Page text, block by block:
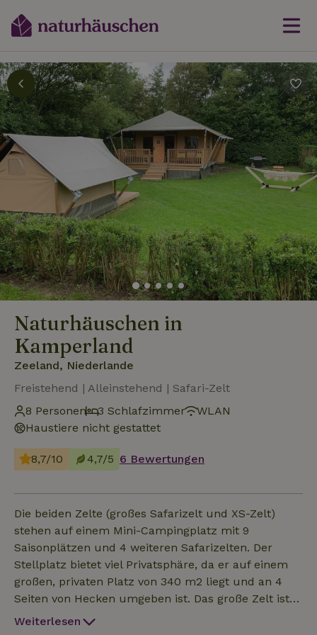
Naturhäuschen in
Kamperland
Zeeland, Niederlande
Freistehend | Alleinstehend | Safari-Zelt
8 Personen
3 Schlafzimmer
WLAN
Haustiere nicht gestattet
8,7/10 4,7/5 6 Bewertungen
Die beiden Zelte (großes Safarizelt und XS-Zelt)
stehen auf einem Mini-Campingplatz mit 9
Saisonplätzen und 4 weiteren Safarizelten. Der
Stellplatz bietet viel Privatsphäre, da er auf einem
großen, privaten Platz von 340 m2 liegt und an 4
Seiten von Hecken umgeben ist. Das große Zelt ist
50m2 groß und besteht aus einem 36m2 großen
Weiterlesen